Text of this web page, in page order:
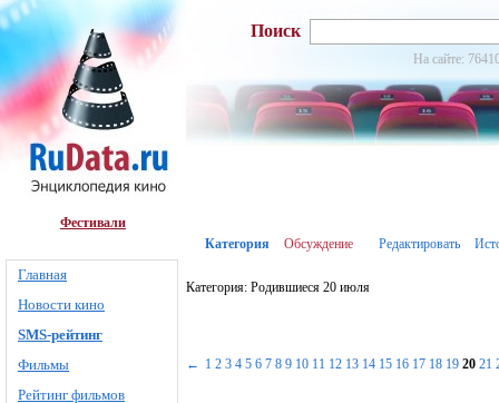
Фестивали
Главная
Новости кино
SMS-рейтинг
Фильмы
Рейтинг фильмов
Поиск
На сайте:
Категория Обсуждение Редактировать
Категория: Родившиеся 20 июля
← 1 2 3 4 5 6 7 8 9 10 11 12 13 14 15 16 17 18 19 20 21